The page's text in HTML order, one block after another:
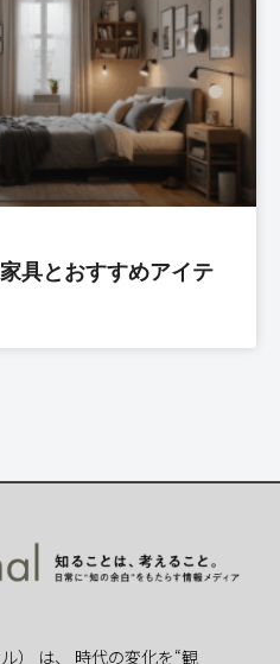
具とおすすめアイテ
） は、 時代の変化を“観